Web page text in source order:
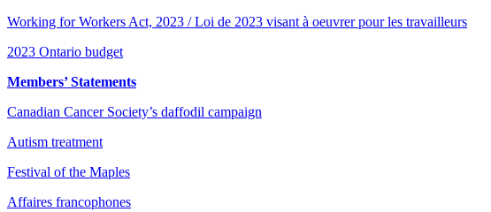
Working for Workers Act, 2023 / Loi de 2023 visant à oeuvrer pour les travailleurs
2023 Ontario budget
Members’ Statements
Canadian Cancer Society’s daffodil campaign
Autism treatment
Festival of the Maples
Affaires francophones